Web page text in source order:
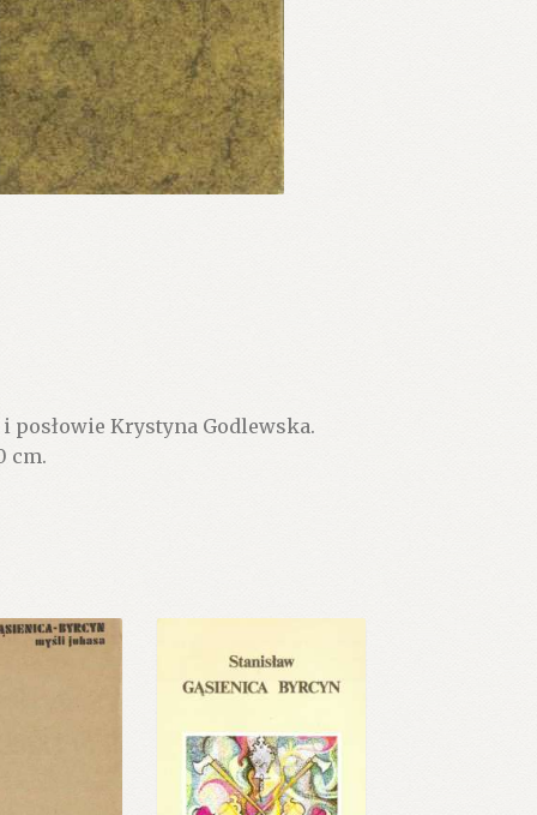
posłowie Krystyna Godlewska.
cm.